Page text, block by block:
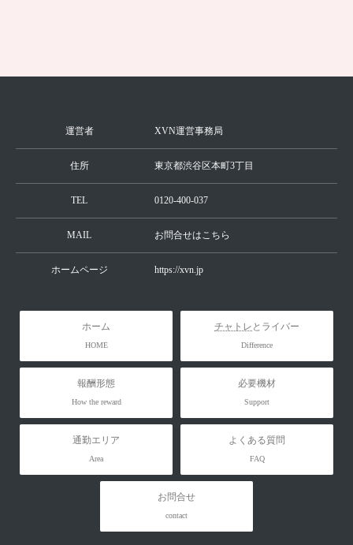
運営者 XVN運営事務局
住所 東京都渋谷区本町3丁目
TEL 0120-400-037
MAIL お問合せはこちら
ホームページ https://xvn.jp
ホーム
HOME
チャトレ とライバー
Difference
報酬形態
How the reward
必要機材
Support
通勤エリア
Area
よくある質問
FAQ
お問合せ
contact